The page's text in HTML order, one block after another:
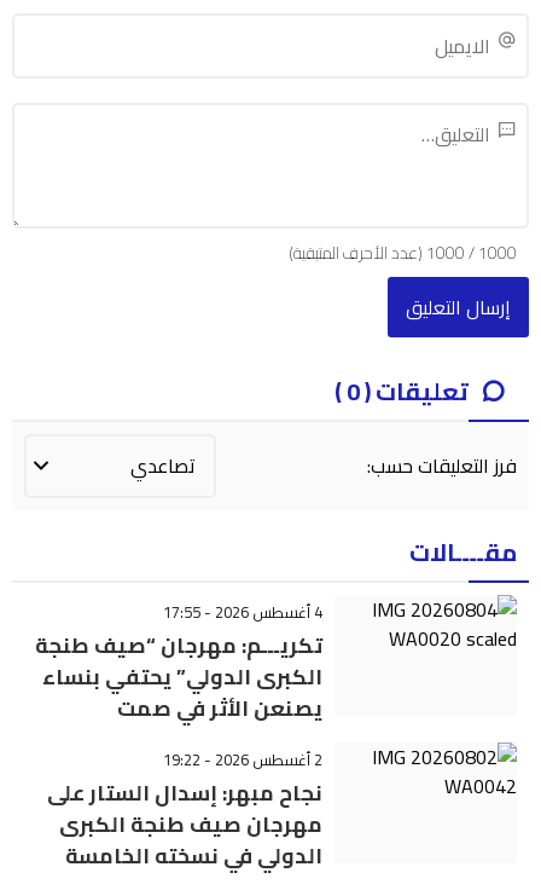
1000
/
1000(عدد الأحرف المتبقية)
تعليقات ( 0 )
فرز التعليقات حسب:
مقــــالات
4 أغسطس 2026 - 17:55
تكريـــم: مهرجان “صيف طنجة
الكبرى الدولي” يحتفي بنساء
يصنعن الأثر في صمت
2 أغسطس 2026 - 19:22
نجاح مبهر: إسدال الستار على
مهرجان صيف طنجة الكبرى
الدولي في نسخته الخامسة